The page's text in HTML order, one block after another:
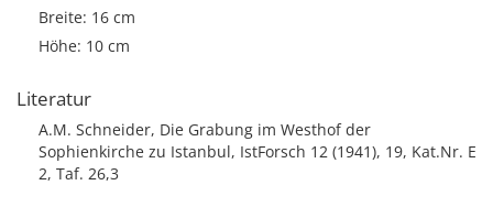
Breite: 16 cm
Höhe: 10 cm
Literatur
A.M. Schneider, Die Grabung im Westhof der
Sophienkirche zu Istanbul, IstForsch 12 (1941), 19, Kat.Nr. E
2, Taf. 26,3